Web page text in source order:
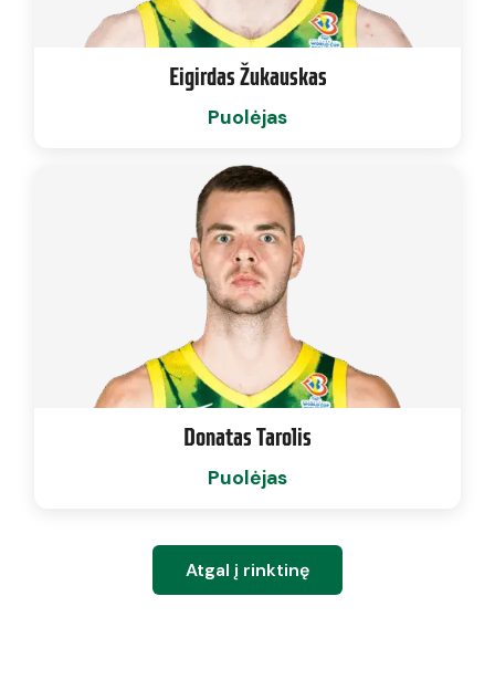
Eigirdas Žukauskas
Puolėjas
Donatas Tarolis
Puolėjas
Atgal į rinktinę